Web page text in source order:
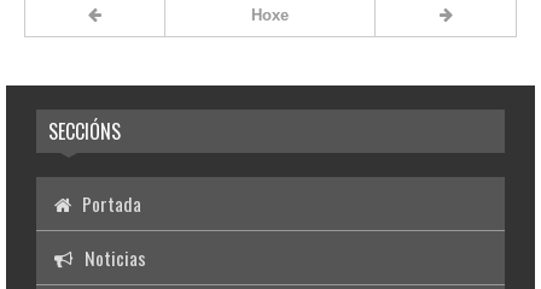
Hoxe
SECCIÓNS
Portada
Noticias